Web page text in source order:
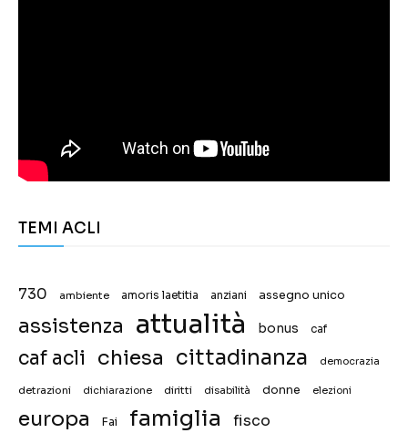
TEMI ACLI
730 ambiente amoris laetitia anziani assegno unico
assistenza attualità bonus caf
caf acli chiesa cittadinanza democrazia
detrazioni dichiarazione diritti disabilità donne elezioni
europa Fai famiglia fisco